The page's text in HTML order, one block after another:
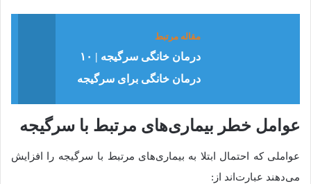
مقاله مرتبط
درمان خانگی سرگیجه | ۱۰
درمان خانگی برای سرگیجه
عوا مل خطر بیماری‌های مرتبط با سرگیجه
عواملی که احتمال ابتلا به بیماری‌های مرتبط با سرگیجه را افزایش
می‌دهند عبارت‌اند از :